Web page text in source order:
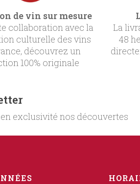
de vin sur mesure
collaboration avec la
culturelle des vins
découvrez un
100% originale
La
48
exclusivité nos découvertes